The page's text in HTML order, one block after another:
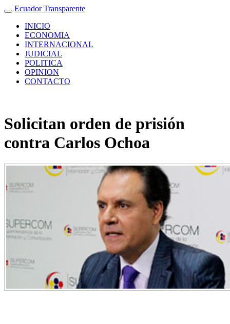
Ecuador Transparente
INICIO
ECONOMIA
INTERNACIONAL
JUDICIAL
POLITICA
OPINION
CONTACTO
Solicitan orden de prisión
contra Carlos Ochoa